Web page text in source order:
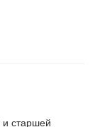
и старшей